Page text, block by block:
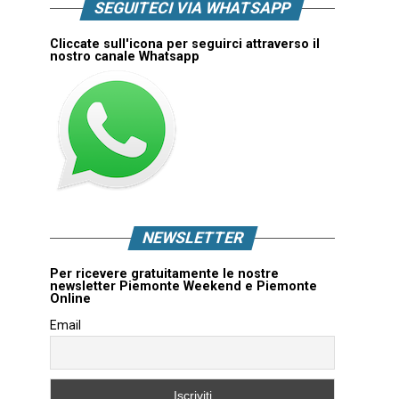
SEGUITECI VIA WHATSAPP
Cliccate sull'icona per seguirci attraverso il
nostro canale Whatsapp
NEWSLETTER
Per ricevere gratuitamente le nostre
newsletter Piemonte Weekend e Piemonte
Online
Email